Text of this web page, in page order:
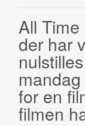
All
der har
for en
filmen